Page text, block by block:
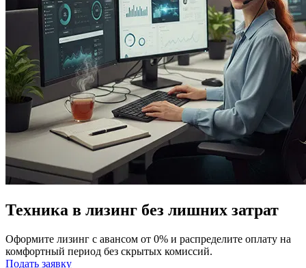
Техника в лизинг без лишних затрат
Оформите лизинг с авансом от 0% и распределите оплату на
комфортный период без скрытых комиссий.
Подать заявку